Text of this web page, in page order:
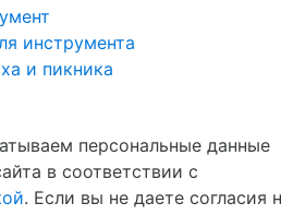
инструмента
и пикника
персональные данные
в соответствии с
. Если вы не даете согласия